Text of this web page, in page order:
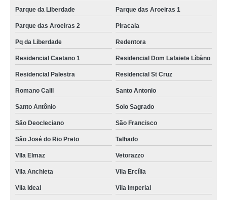
Parque da Liberdade Parque das Aroeiras 1
Parque das Aroeiras 2 Piracaia
Pq da Liberdade Redentora
Residencial Caetano 1 Residencial Dom Lafaiete Líbâno
Residencial Palestra Residencial St Cruz
Romano Calil Santo Antonio
Santo Antônio Solo Sagrado
São Deocleciano São Francisco
São José do Rio Preto Talhado
VIla Elmaz Vetorazzo
Vila Anchieta Vila Ercília
Vila Ideal Vila Imperial